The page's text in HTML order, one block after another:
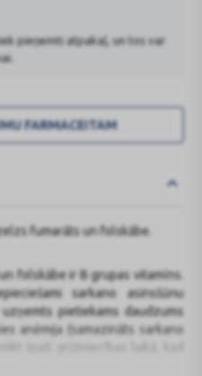
pieņemti atpakaļ, un tos var
FARMACEITAM
fumarāts un folskābe.
folskābe ir B grupas vitamīns.
sarkano asinsšūnu
pietiekams daudzums
anēmija (samazināts sarkano
palielinās. Ferretab